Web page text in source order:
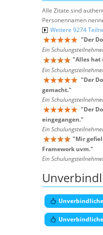
Alle Zitate sind
Personennamen
Weitere 9274
"Der
Ein
"Alles hat
Ein
"Der
gemacht."
Ein
"Der
eingegangen."
Ein
"Mir
Framework uvm."
Ein